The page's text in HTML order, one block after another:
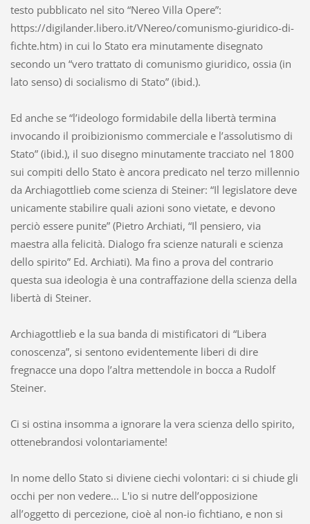
testo pubblicato nel sito “Nereo Villa Opere”:
https://digilander.libero.it/VNereo/comunismo-giuridico-di-
fichte.htm) in cui lo Stato era minutamente disegnato
secondo un “vero trattato di comunismo giuridico, ossia (in
lato senso) di socialismo di Stato” (ibid.).
Ed anche se “l’ideologo formidabile della libertà termina
invocando il proibizionismo commerciale e l’assolutismo di
Stato” (ibid.), il suo disegno minutamente tracciato nel 1800
sui compiti dello Stato è ancora predicato nel terzo millennio
da Archiagottlieb come scienza di Steiner: “Il legislatore deve
unicamente stabilire quali azioni sono vietate, e devono
perciò essere punite” (Pietro Archiati, “Il pensiero, via
maestra alla felicità. Dialogo fra scienze naturali e scienza
dello spirito” Ed. Archiati). Ma fino a prova del contrario
questa sua ideologia è una contraffazione della scienza della
libertà di Steiner.
Archiagottlieb e la sua banda di mistificatori di “Libera
conoscenza”, si sentono evidentemente liberi di dire
fregnacce una dopo l’altra mettendole in bocca a Rudolf
Steiner.
Ci si ostina insomma a ignorare la vera scienza dello spirito,
ottenebrandosi volontariamente!
In nome dello Stato si diviene ciechi volontari: ci si chiude gli
occhi per non vedere... L'io si nutre dell’opposizione
all’oggetto di percezione, cioè al non-io fichtiano, e non si